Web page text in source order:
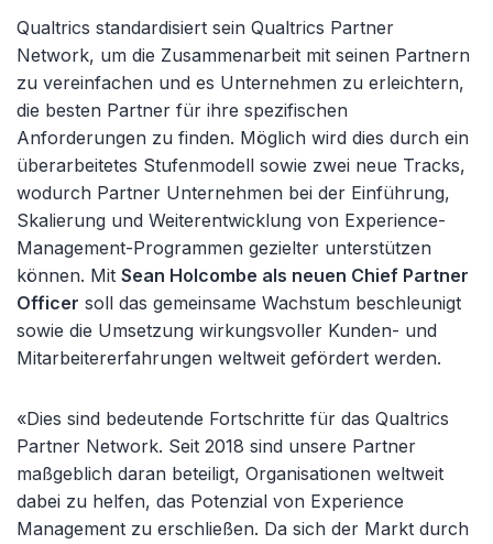
Qualtrics standardisiert sein Qualtrics Partner
Network, um die Zusammenarbeit mit seinen Partnern
zu vereinfachen und es Unternehmen zu erleichtern,
die besten Partner für ihre spezifischen
Anforderungen zu finden. Möglich wird dies durch ein
überarbeitetes Stufenmodell sowie zwei neue Tracks,
wodurch Partner Unternehmen bei der Einführung,
Skalierung und Weiterentwicklung von Experience-
Management-Programmen gezielter unterstützen
können. Mit Sean Holcombe als neuen Chief Partner
Officer soll das gemeinsame Wachstum beschleunigt
sowie die Umsetzung wirkungsvoller Kunden- und
Mitarbeitererfahrungen weltweit gefördert werden.
«Dies sind bedeutende Fortschritte für das Qualtrics
Partner Network. Seit 2018 sind unsere Partner
maßgeblich daran beteiligt, Organisationen weltweit
dabei zu helfen, das Potenzial von Experience
Management zu erschließen. Da sich der Markt durch